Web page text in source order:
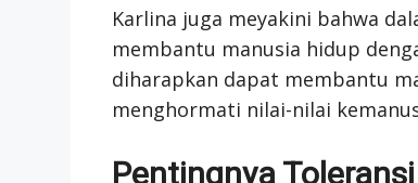
Karlina juga meyakini bahwa
membantu manusia hidup
diharapkan dapat membantu
menghormati nilai-nilai
Pentingnya